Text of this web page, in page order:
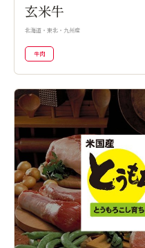
玄米牛
北海道・東北・九州産
牛肉